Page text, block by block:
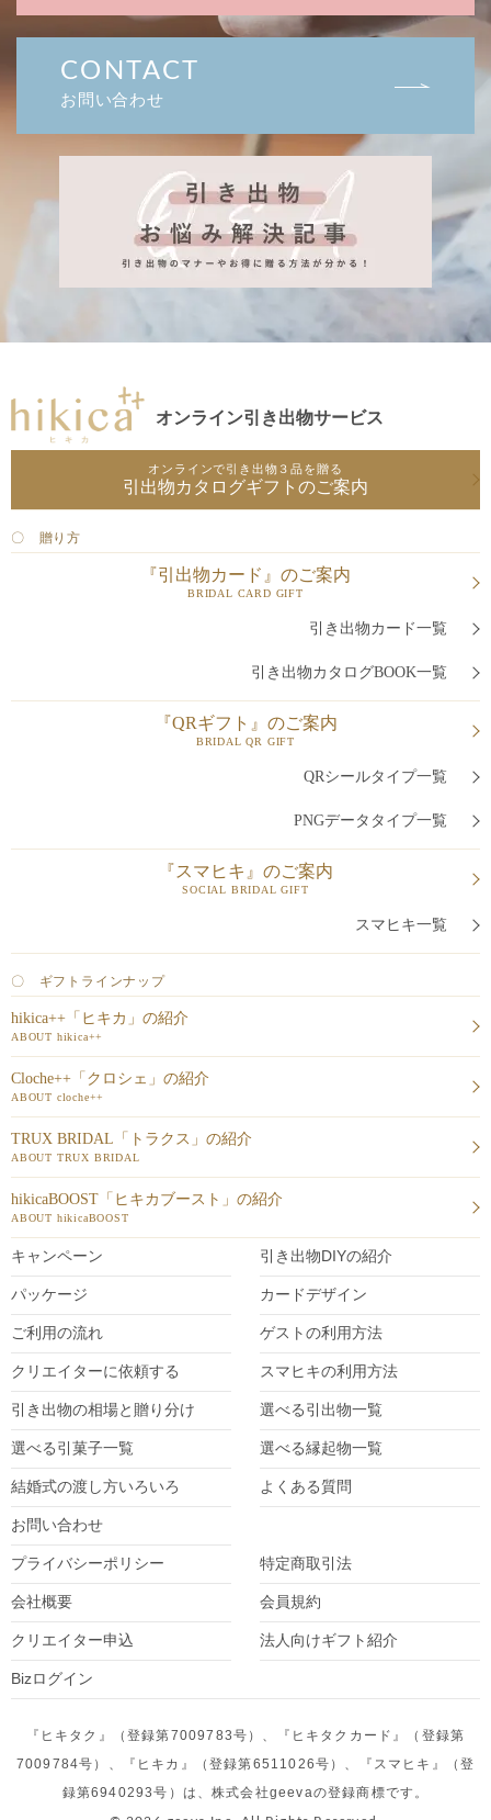
CONTACT
お問い合わせ
オンライン引き出物サービス
オンラインで引き出物３品を贈る
引出物カタログギフトのご案内
〇 贈り方
『引出物カード』のご案内
BRIDAL CARD GIFT
引き出物カード一覧
引き出物カタログBOOK一覧
『QRギフト』のご案内
BRIDAL QR GIFT
QRシールタイプ一覧
PNGデータタイプ一覧
『スマヒキ』のご案内
SOCIAL BRIDAL GIFT
スマヒキ一覧
〇 ギフトラインナップ
hikica++「ヒキカ」の紹介
ABOUT hikica++
Cloche++「クロシェ」の紹介
ABOUT cloche++
TRUX BRIDAL「トラクス」の紹介
ABOUT TRUX BRIDAL
hikicaBOOST「ヒキカブースト」の紹介
ABOUT hikicaBOOST
キャンペーン 引き出物DIYの紹介
パッケージ カードデザイン
ご利用の流れ ゲストの利用方法
クリエイターに依頼する スマヒキの利用方法
引き出物の相場と贈り分け 選べる引出物一覧
選べる引菓子一覧 選べる縁起物一覧
結婚式の渡し方いろいろ よくある質問
お問い合わせ
プライバシーポリシー 特定商取引法
会社概要 会員規約
クリエイター申込 法人向けギフト紹介
Bizログイン
『ヒキタク』（登録第7009783号）、『ヒキタクカード』（登録第
7009784号）、『ヒキカ』（登録第6511026号）、『スマヒキ』（登
録第6940293号）は、株式会社geevaの登録商標です。